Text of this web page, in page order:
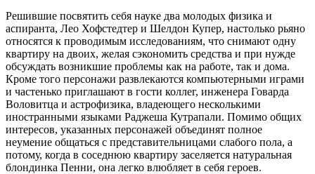
Решившие посвятить себя науке два молодых физика и
аспиранта, Лео Хофстедтер и Шелдон Купер, настолько рьяно
относятся к проводимым исследованиям, что снимают одну
квартиру на двоих, желая сэкономить средства и при нужде
обсуждать возникшие проблемы как на работе, так и дома.
Кроме того персонажи развлекаются компьютерными играми
и частенько приглашают в гости коллег, инженера Говарда
Воловитца и астрофизика, владеющего несколькими
иностранными языками Раджеша Кутрапали. Помимо общих
интересов, указанных персонажей объединят полное
неумение общаться с представительницами слабого пола, а
потому, когда в соседнюю квартиру заселяется натуральная
блондинка Пенни, она легко влюбляет в себя героев.